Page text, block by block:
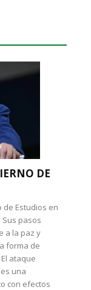
DE
de Estudios en
Sus pasos
a la paz y
forma de
ataque
una
con efectos